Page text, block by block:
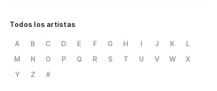
Todos los artistas
A B C D E F G H I J K
L
M
N O P Q R S T U V W
X
Y
Z #